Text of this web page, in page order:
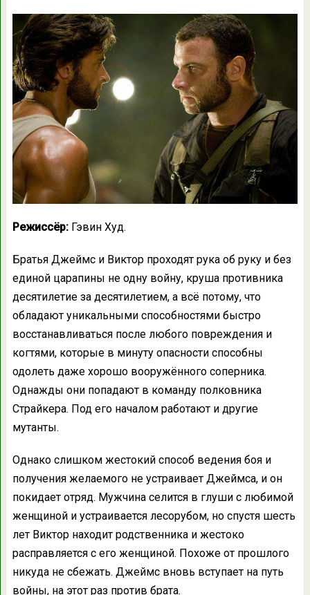
Режиссёр:Гэвин Худ.
Братья Джеймс и Виктор проходят рука об руку и без
единой царапины не одну войну, круша противника
десятилетие за десятилетием, а всё потому, что
обладают уникальными способностями быстро
восстанавливаться после любого повреждения и
когтями, которые в минуту опасности способны
одолеть даже хорошо вооружённого соперника.
Однажды они попадают в команду полковника
Страйкера. Под его началом работают и другие
мутанты.
Однако слишком жестокий способ ведения боя и
получения желаемого не устраивает Джеймса, и он
покидает отряд. Мужчина селится в глуши с любимой
женщиной и устраивается лесорубом, но спустя шесть
лет Виктор находит родственника и жестоко
расправляется с его женщиной. Похоже от прошлого
никуда не сбежать. Джеймс вновь вступает на путь
войны, на этот раз против брата.